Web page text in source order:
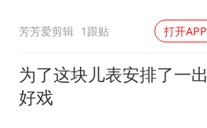
芳芳爱剪辑 1跟贴 打开APP
为了这块儿表安排了一出
好戏